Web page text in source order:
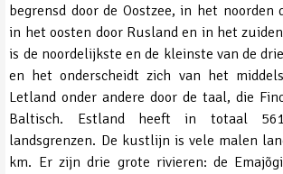
begrensd door de Oostzee, in het noorden
in het oosten door Rusland en in het
is de noordelijkste en de kleinste van de
en het onderscheidt zich van het
Letland onder andere door de taal, die
Baltisch. Estland heeft in totaal
landsgrenzen. De kustlijn is vele malen
km. Er zijn drie grote rivieren: de